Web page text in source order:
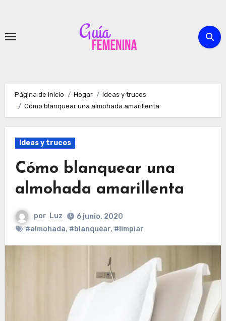
contenido
Página de inicio Hogar
Ideas y trucos
Cómo blanquear una almohada amarillenta
Ideas y trucos
Cómo blanquear una
almohada amarillenta
por Luz
6 junio, 2020
#almohada, #blanquear, #limpiar